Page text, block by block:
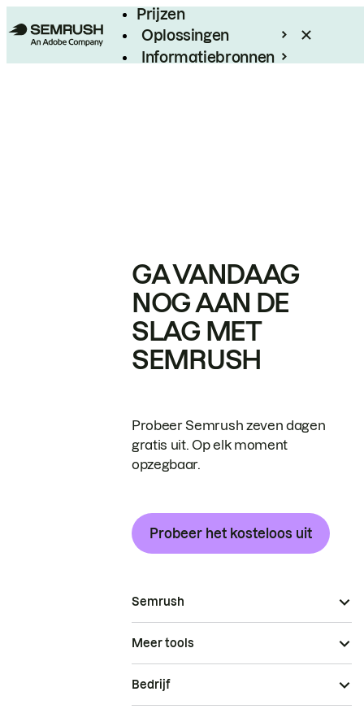
Prijzen
Oplossingen
Informatiebronnen
GA VANDAAG
NOG AAN DE
SLAG MET
SEMRUSH
Probeer Semrush zeven dagen
gratis uit. Op elk moment
opzegbaar.
Probeer het kosteloos uit
Semrush
Meer tools
Bedrijf